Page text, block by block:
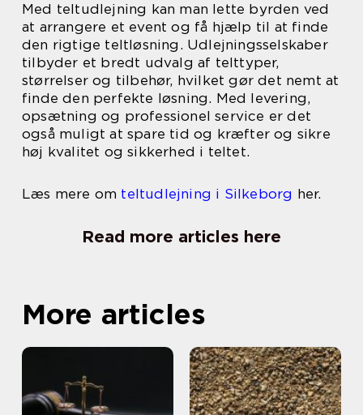
Med teltudlejning kan man lette byrden ved
at arrangere et event og få hjælp til at finde
den rigtige teltløsning. Udlejningsselskaber
tilbyder et bredt udvalg af telttyper,
størrelser og tilbehør, hvilket gør det nemt at
finde den perfekte løsning. Med levering,
opsætning og professionel service er det
også muligt at spare tid og kræfter og sikre
høj kvalitet og sikkerhed i teltet.
Læs mere om teltudlejning i Silkeborg her.
Read more articles here
More articles